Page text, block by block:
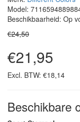
Model:
Beschikbaarheid: Op
€24,50
€21,95
Excl. BTW: €18,14
Beschikbare